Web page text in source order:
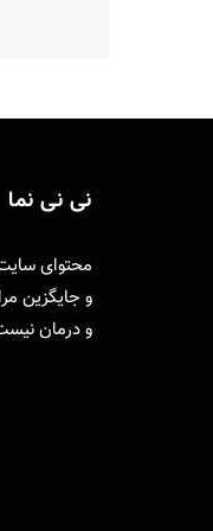
نی نی نما
محتوای
و جایگزین
و درمان